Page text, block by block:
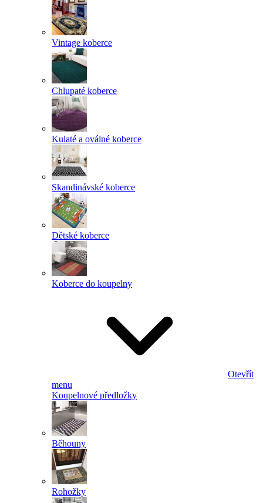
Vintage koberce
Chlupaté koberce
Kulaté a oválné koberce
Skandinávské koberce
Dětské koberce
Koberce do koupelny
Otevřít
menu
Koupelnové předložky
Běhouny
Rohožky